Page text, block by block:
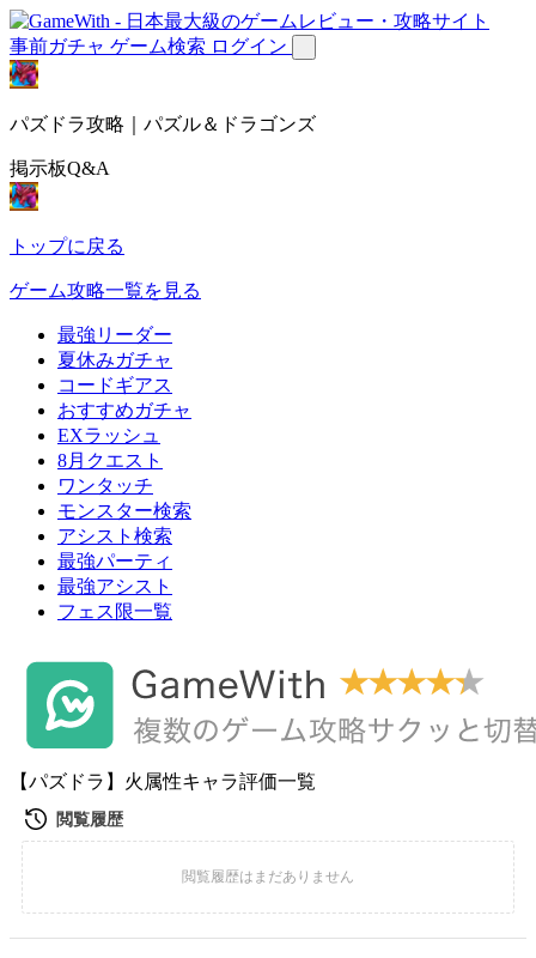
事前ガチャ ゲーム検索 ログイン
パズドラ攻略｜パズル＆ドラゴンズ
掲示板Q&A
トップに戻る
ゲーム攻略一覧を見る
最強リーダー
夏休みガチャ
コードギアス
おすすめガチャ
EXラッシュ
8月クエスト
ワンタッチ
モンスター検索
アシスト検索
最強パーティ
最強アシスト
フェス限一覧
【パズドラ】火属性キャラ評価一覧